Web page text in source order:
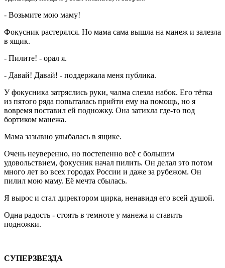
- Возьмите мою маму!
Фокусник растерялся. Но мама сама вышла на манеж и залезла
в ящик.
- Пилите! - орал я.
- Давай! Давай! - поддержала меня публика.
У фокусника затряслись руки, чалма слезла набок. Его тётка
из пятого ряда попыталась прийти ему на помощь, но я
вовремя поставил ей подножку. Она затихла где-то под
бортиком манежа.
Мама зазывно улыбалась в ящике.
Очень неуверенно, но постепенно всё с большим
удовольствием, фокусник начал пилить. Он делал это потом
много лет во всех городах России и даже за рубежом. Он
пилил мою маму. Её мечта сбылась.
Я вырос и стал директором цирка, ненавидя его всей душой.
Одна радость - стоять в темноте у манежа и ставить
подножки.
СУПЕРЗВЕЗДА